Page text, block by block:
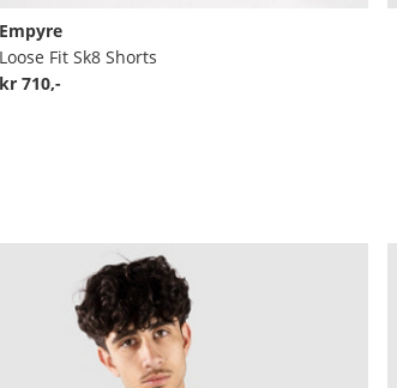
Empyre
Loose Fit Sk8 Shorts
kr 710,-